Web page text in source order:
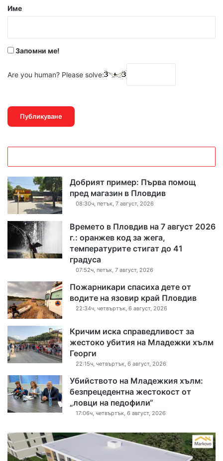
р
Име
Запомни ме!
Are you human? Please solve:
Добрият пример: Първа помощ
пред магазин в Пловдив
08:30ч, петък, 7 август, 2026
Времето в Пловдив на 7 август 2026
г.: оранжев код за жега,
температурите стигат до 41
градуса
07:52ч, петък, 7 август, 2026
Пожарникари спасиха дете от
водите на язовир край Пловдив
22:34ч, четвъртък, 6 август, 2026
Кричим иска справедливост за
жестоко убития на Младежки хълм
Георги
22:15ч, четвъртък, 6 август, 2026
Убийството на Младежкия хълм:
безпрецедентна жестокост от
„ловци на педофили“
17:06ч, четвъртък, 6 август, 2026